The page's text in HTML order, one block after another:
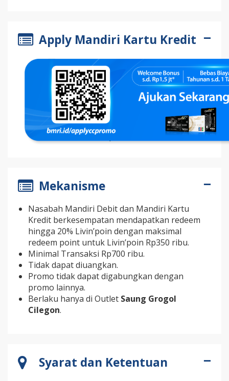
Apply Mandiri Kartu Kredit
Mekanisme
Nasabah Mandiri Debit dan Mandiri Kartu
Kredit berkesempatan mendapatkan redeem
hingga 20% Livin’poin dengan maksimal
redeem point untuk Livin’poin Rp350 ribu.
Minimal Transaksi Rp700 ribu.
Tidak dapat diuangkan.
Promo tidak dapat digabungkan dengan
promo lainnya.
Berlaku hanya di Outlet Saung Grogol
Cilegon.
Syarat dan Ketentuan